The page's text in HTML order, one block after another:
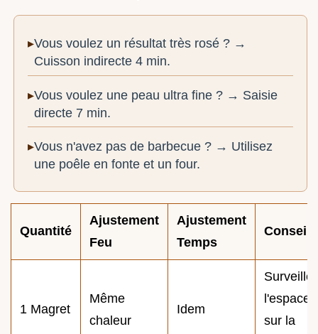
Vous voulez un résultat très rosé ? →
Cuisson indirecte 4 min.
Vous voulez une peau ultra fine ? → Saisie
directe 7 min.
Vous n'avez pas de barbecue ? → Utilisez
une poêle en fonte et un four.
Quantité
Ajustement
Feu
Ajustement
Temps
Conseil
1 Magret
Même
chaleur
Idem
Surveiller
l'espace
sur la